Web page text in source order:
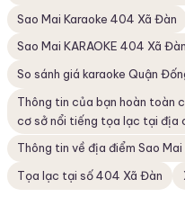
Sao Mai Karaoke 404 Xã Đàn
Sao Mai KARAOKE 404 Xã
So sánh giá karaoke Quận
Thông tin của bạn hoàn toàn
cơ sở nổi tiếng tọa lạc tại địa
Thông tin về địa điểm Sao
Tọa lạc tại số 404 Xã Đàn